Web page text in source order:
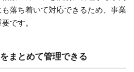
落ち着いて対応できるため、事業
です。
まとめて管理できる